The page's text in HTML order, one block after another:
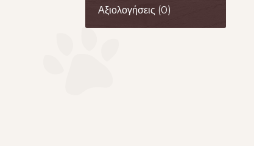
Αξιολογήσεις (0)